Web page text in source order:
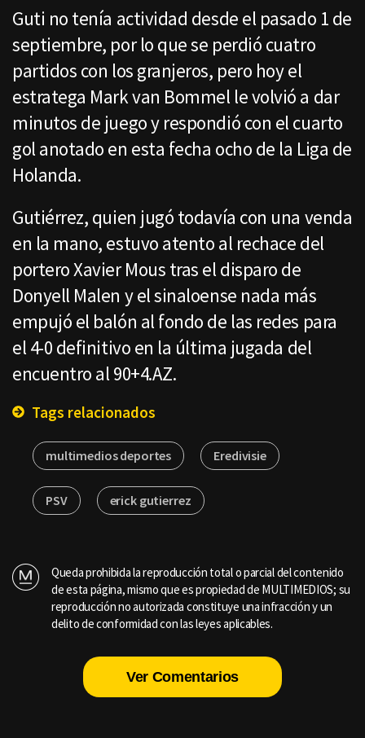
Guti no tenía actividad desde el pasado 1 de
septiembre, por lo que se perdió cuatro
partidos con los granjeros, pero hoy el
estratega Mark van Bommel le volvió a dar
minutos de juego y respondió con el cuarto
gol anotado en esta fecha ocho de la Liga de
Holanda.
Gutiérrez, quien jugó todavía con una venda
en la mano, estuvo atento al rechace del
portero Xavier Mous tras el disparo de
Donyell Malen y el sinaloense nada más
empujó el balón al fondo de las redes para
el 4-0 definitivo en la última jugada del
encuentro al 90+4.AZ.
Tags relacionados
multimedios deportes Eredivisie
PSV erick gutierrez
Queda prohibida la reproducción total o parcial del contenido
de esta página, mismo que es propiedad de MULTIMEDIOS; su
reproducción no autorizada constituye una infracción y un
delito de conformidad con las leyes aplicables.
Ver Comentarios